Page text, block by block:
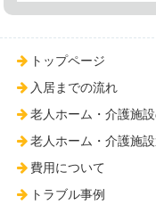
トップページ
入居までの流れ
老人ホーム・介護施
老人ホーム・介護施
費用について
トラブル事例